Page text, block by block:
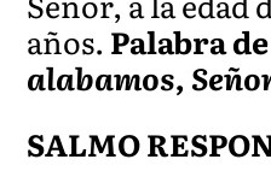
años. Palabra
alabamos,
SALMO